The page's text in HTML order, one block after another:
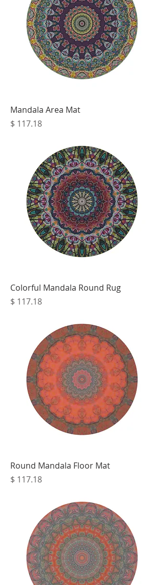
Mandala Area Mat
מחיר
Colorful Mandala Round Rug
מחיר
Round Mandala Floor Mat
מחיר